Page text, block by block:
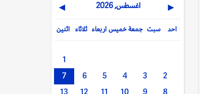
◀ اغسطس, 2026 ▶
اثنين ثلاثاء اربعاء خميس جمعة سبت احد
1
2
3
4
5
6
7
8
9
10
11
12
13